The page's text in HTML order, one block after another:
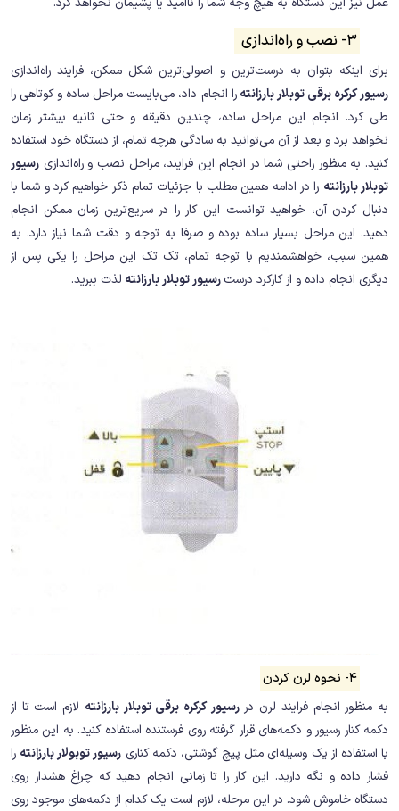
3- نصب و راه‌اندازی
برای اینکه بتوان به درست‌ترین و اصولی‌ترین شکل ممکن، فرایند راه‌اندازی
رسیور کرکره برقی توبلار بارزانتهرا انجام داد، می‌بایست مراحل ساده و کوتاهی را
طی کرد. انجام این مراحل ساده، چندین دقیقه و حتی ثانیه بیشتر زمان
نخواهد برد و بعد از آن می‌توانید به سادگی هرچه تمام، از دستگاه خود استفاده
کنید. به منظور راحتی شما در انجام این فرایند، مراحل نصب و راه‌اندازی رسیور
توبلار بارزانته را در ادامه همین مطلب با جزئیات تمام ذکر خواهیم کرد و شما با
دنبال کردن آن، خواهید توانست این کار را در سریع‌ترین زمان ممکن انجام
دهید. این مراحل بسیار ساده بوده و صرفا به توجه و دقت شما نیاز دارد. به
همین سبب، خواهشمندیم با توجه تمام، تک تک این مراحل را یکی پس از
دیگری انجام داده و از کارکرد درسترسیور توبلار بارزانته لذت ببرید.
4- نحوه لرن کردن
به منظور انجام فرایند لرن دررسیور کرکره برقی توبلار بارزانته لازم است تا از
دکمه‌ کنار رسیور و دکمه‌های قرار گرفته روی فرستنده استفاده کنید. به این منظور
با استفاده از یک وسیله‌ای مثل پیچ گوشتی، دکمه کناری رسیور توبولار بارزانته را
فشار داده و نگه‌ دارید. این کار را تا زمانی انجام دهید که چراغ هشدار روی
دستگاه خاموش شود. در این مرحله، لازم است یک کدام از دکمه‌های موجود روی